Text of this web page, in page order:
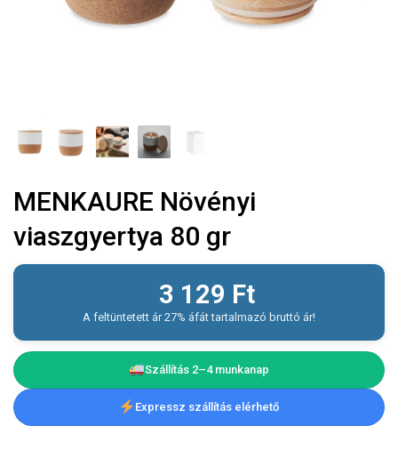
MENKAURE Növényi
viaszgyertya 80 gr
3 129 Ft
A feltüntetett ár 27% áfát tartalmazó bruttó ár!
Szállítás 2–4 munkanap
Expressz szállítás elérhető